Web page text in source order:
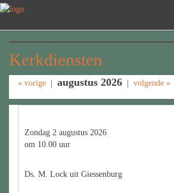
Kerkdiensten
« vorige | augustus 2026 | volgende »
Zondag 2 augustus 2026
om 10.00 uur
Ds. M. Lock uit Giessenburg